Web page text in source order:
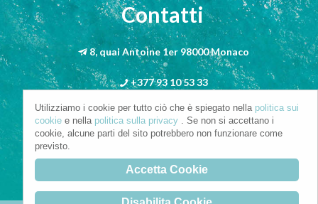
Contatti
8, quai Antoine 1er 98000 Monaco
+377 93 10 53 33
info@riva-mbs.com
Utilizziamo i cookie per tutto ciò che è spiegato nella politica sui
cookie e nella politica sulla privacy . Se non si accettano i
cookie, alcune parti del sito potrebbero non funzionare come
previsto.
Accetta Cookie